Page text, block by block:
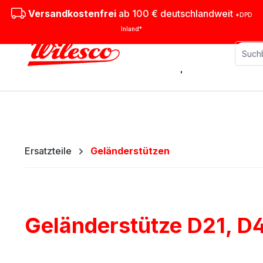
Hauptinhalt springen
Zur Suche springen
Zur Hauptnavigation springen
Versandkostenfreiab 100 € deutschlandweit *DPD
Inland*
Stationäre Dampfmaschinen
Ersatzteile Geländerstützen
Geländerstütze D21,